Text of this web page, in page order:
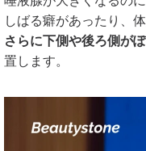
しばる癖があったり、
さらに下側や後ろ側が
置します。